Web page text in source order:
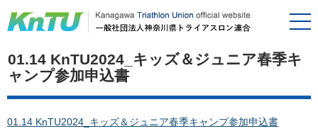
01.14 KnTU2024_キッズ＆ジュニア春季キ
ャンプ参加申込書
01.14 KnTU2024_キッズ＆ジュニア春季キャンプ参加申込書